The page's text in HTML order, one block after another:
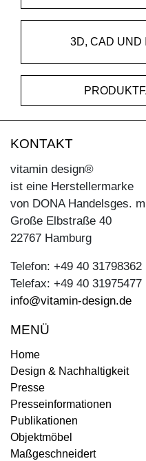
3D, CAD UND
KONTAKT
vitamin design®
ist eine Herstellermarke
von DONA Handelsges.
Große Elbstraße 40
22767 Hamburg
Telefon: +49 40 31798362
Telefax: +49 40 31975477
info@vitamin-design.de
MENÜ
Home
Design & Nachhaltigkeit
Presse
Presseinformationen
Publikationen
Objektmöbel
Maßgeschneidert